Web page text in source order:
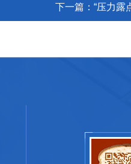
下一篇： “压力露